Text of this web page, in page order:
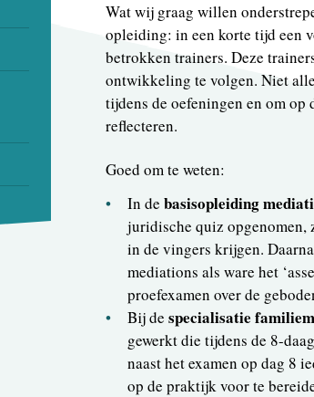
Wat wij graag willen
opleiding: in een korte tijd een
betrokken trainers. Deze
ontwikkeling te volgen. Niet
tijdens de oefeningen en om op
reflecteren.
Goed om te weten:
In debasisopleiding
juridische quiz
in de vingers krijgen.
mediations als ware het
proefexamen over de
Bij despecialisatie
gewerkt die tijdens de 8-
naast het examen op dag 8
op de praktijk voor te